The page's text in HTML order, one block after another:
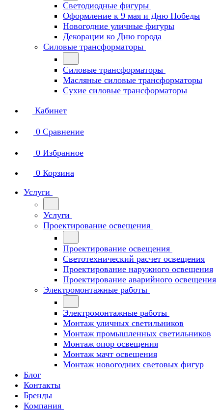
Светодиодные фигуры
Оформление к 9 мая и Дню Победы
Новогодние уличные фигуры
Декорации ко Дню города
Силовые трансформаторы
Силовые трансформаторы
Масляные силовые трансформаторы
Сухие силовые трансформаторы
Кабинет
0 Сравнение
0 Избранное
0 Корзина
Услуги
Услуги
Проектирование освещения
Проектирование освещения
Светотехнический расчет освещения
Проектирование наружного освещения
Проектирование аварийного освещения
Электромонтажные работы
Электромонтажные работы
Монтаж уличных светильников
Монтаж промышленных светильников
Монтаж опор освещения
Монтаж мачт освещения
Монтаж новогодних световых фигур
Блог
Контакты
Бренды
Компания